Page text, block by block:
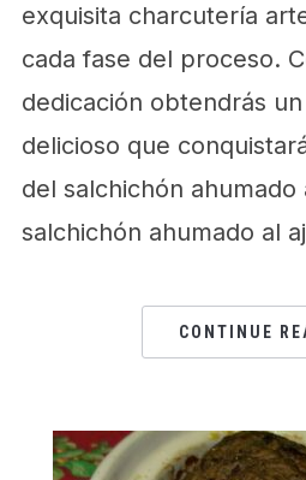
exquisita charcutería
cada fase del proceso.
dedicación obtendrás
delicioso que
del salchichón ahumado
salchichón ahumado al
CONTINUE